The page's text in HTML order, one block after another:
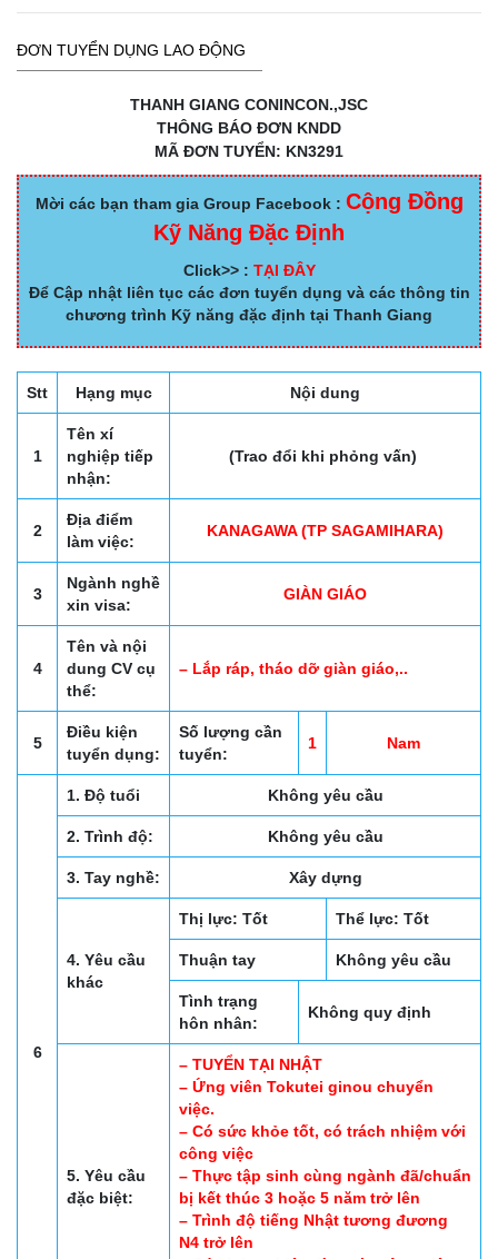
ĐƠN TUYỂN DỤNG LAO ĐỘNG
THANH GIANG CONINCON.,JSC
THÔNG BÁO ĐƠN KNDD
MÃ ĐƠN TUYỂN: KN3291
Mời các bạn tham gia Group Facebook : Cộng Đồng
Kỹ Năng Đặc Định
Click>> : TẠI ĐÂY
Để Cập nhật liên tục các đơn tuyển dụng và các thông tin
chương trình Kỹ năng đặc định tại Thanh Giang
Stt Hạng mục Nội dung
1
Tên xí
nghiệp tiếp
nhận:
(Trao đổi khi phỏng vấn)
2
Địa điểm
làm việc:
KANAGAWA (TP SAGAMIHARA)
3
Ngành nghề
xin visa:
GIÀN GIÁO
4
Tên và nội
dung CV cụ
thể:
– Lắp ráp, tháo dỡ giàn giáo,..
5
Điều kiện
tuyển dụng:
Số lượng cần
tuyển:
1 Nam
6
1. Độ tuổi Không yêu cầu
2. Trình độ: Không yêu cầu
3. Tay nghề: Xây dựng
4. Yêu cầu
khác
Thị lực: Tốt Thể lực: Tốt
Thuận tay Không yêu cầu
Tình trạng
hôn nhân:
Không quy định
5. Yêu cầu
đặc biệt:
– TUYỂN TẠI NHẬT
– Ứng viên Tokutei ginou chuyển
việc.
– Có sức khỏe tốt, có trách nhiệm với
công việc
– Thực tập sinh cùng ngành đã/chuẩn
bị kết thúc 3 hoặc 5 năm trở lên
– Trình độ tiếng Nhật tương đương
N4 trở lên